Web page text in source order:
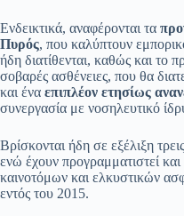
Ενδεικτικά, αναφέρονται τα
Πυρός, που καλύπτουν
ήδη διατίθενται, καθώς και το
σοβαρές ασθένειες, που θα
και ένα επιπλέον ετησίως
συνεργασία με νοσηλευτικό
Βρίσκονται ήδη σε εξέλιξη
ενώ έχουν προγραμματιστεί
καινοτόμων και ελκυστικών
εντός του 2015.